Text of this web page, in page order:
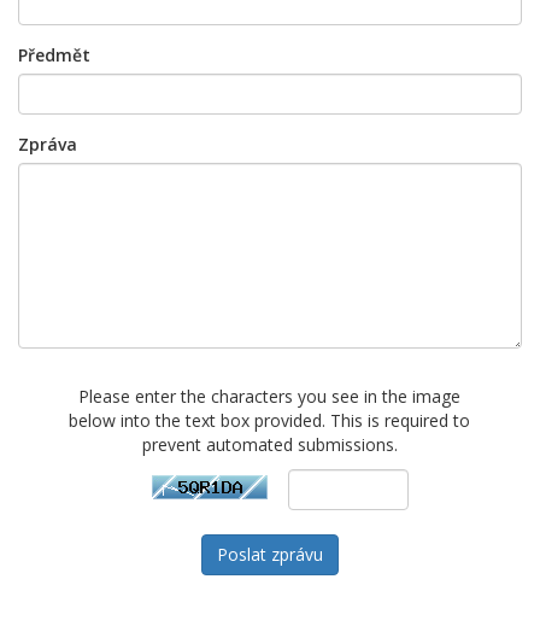
Předmět
Zpráva
Please enter the characters you see in the image
below into the text box provided. This is required to
prevent automated submissions.
Poslat zprávu